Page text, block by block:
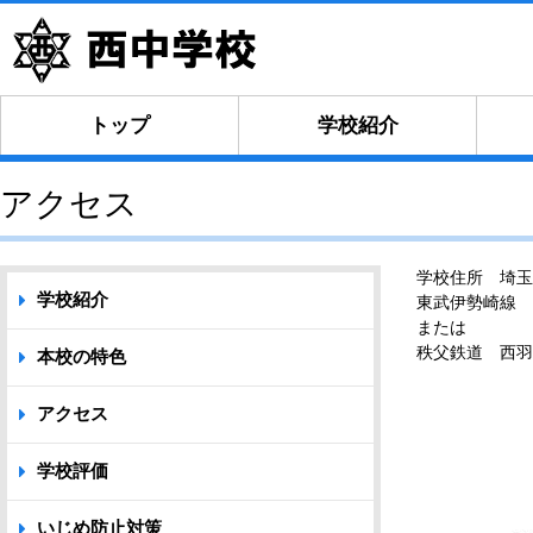
トップ 学校紹介
アクセス
学校住所 埼玉
東武伊勢崎
または
秩父鉄道 西
学校紹介
本校の特色
アクセス
学校評価
いじめ防止対策